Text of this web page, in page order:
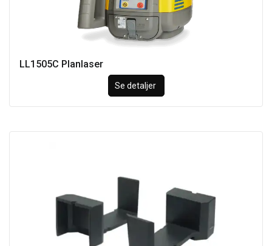
LL1505C Planlaser
Se detaljer